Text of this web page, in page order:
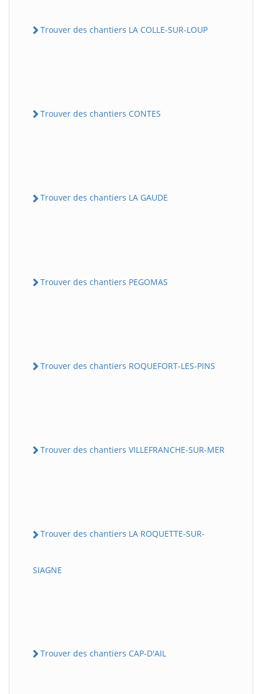
Trouver des chantiers LA COLLE-SUR-LOUP
Trouver des chantiers CONTES
Trouver des chantiers LA GAUDE
Trouver des chantiers PEGOMAS
Trouver des chantiers ROQUEFORT-LES-PINS
Trouver des chantiers VILLEFRANCHE-SUR-MER
Trouver des chantiers LA ROQUETTE-SUR-
SIAGNE
Trouver des chantiers CAP-D'AIL